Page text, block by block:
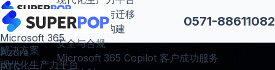
云基础架构与迁移
私有云混合构建
安全与合规
Microsoft 365 Copilot 客户成功服务
0571-88611082
产品及云服务
Microsoft 365
Azure
PTC
解决方案
现代化生产力平台